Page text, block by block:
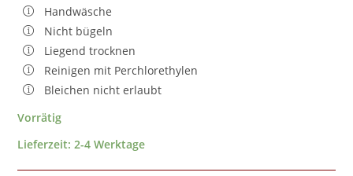
Handwäsche
Nicht bügeln
Liegend trocknen
Reinigen mit Perchlorethylen
Bleichen nicht erlaubt
Vorrätig
Lieferzeit:2-4 Werktage